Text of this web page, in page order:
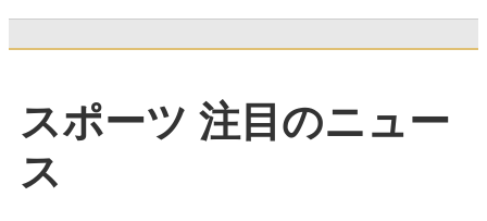
スポーツ 注目のニュー
ス